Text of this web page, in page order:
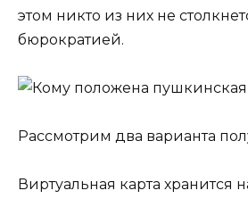
этом никто из них не
бюрократией.
Рассмотрим два варианта
Виртуальная карта хранится